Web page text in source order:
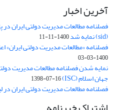
آخرین اخبار
فصلنامه مطالعات مدیریت دولتی ایران
(sid) نمایه شد 1400-11-11
فصلنامه «مطالعات مدیریت دولتی
1400-03-03
نمایه شدن فصلنامه مطالعات مدیریت
جهان اسلام (ISC) 1398-07-16
فصلنامه مطالعات مدیریت دولتی ایران در